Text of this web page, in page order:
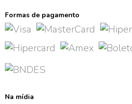
Formas de pagamento
Na mídia